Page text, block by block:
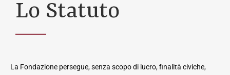
Lo Statuto
La Fondazione persegue, senza scopo di lucro, finalità civiche,